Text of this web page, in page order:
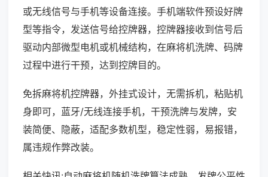
或无线信号与手机等设备连接。手机端软件预设好牌
型等指令，发送信号给控牌器，控牌器接收到信号后
驱动内部微型电机或机械结构，在麻将机洗牌、码牌
过程中进行干预，达到控牌目的。
免拆麻将机控牌器，外挂式设计，无需拆机，粘贴机
身即可，蓝牙/无线连接手机，干预洗牌与发牌，安
装简便、隐蔽，适配多数机型，稳定性弱，易报错，
属违规作弊改装。